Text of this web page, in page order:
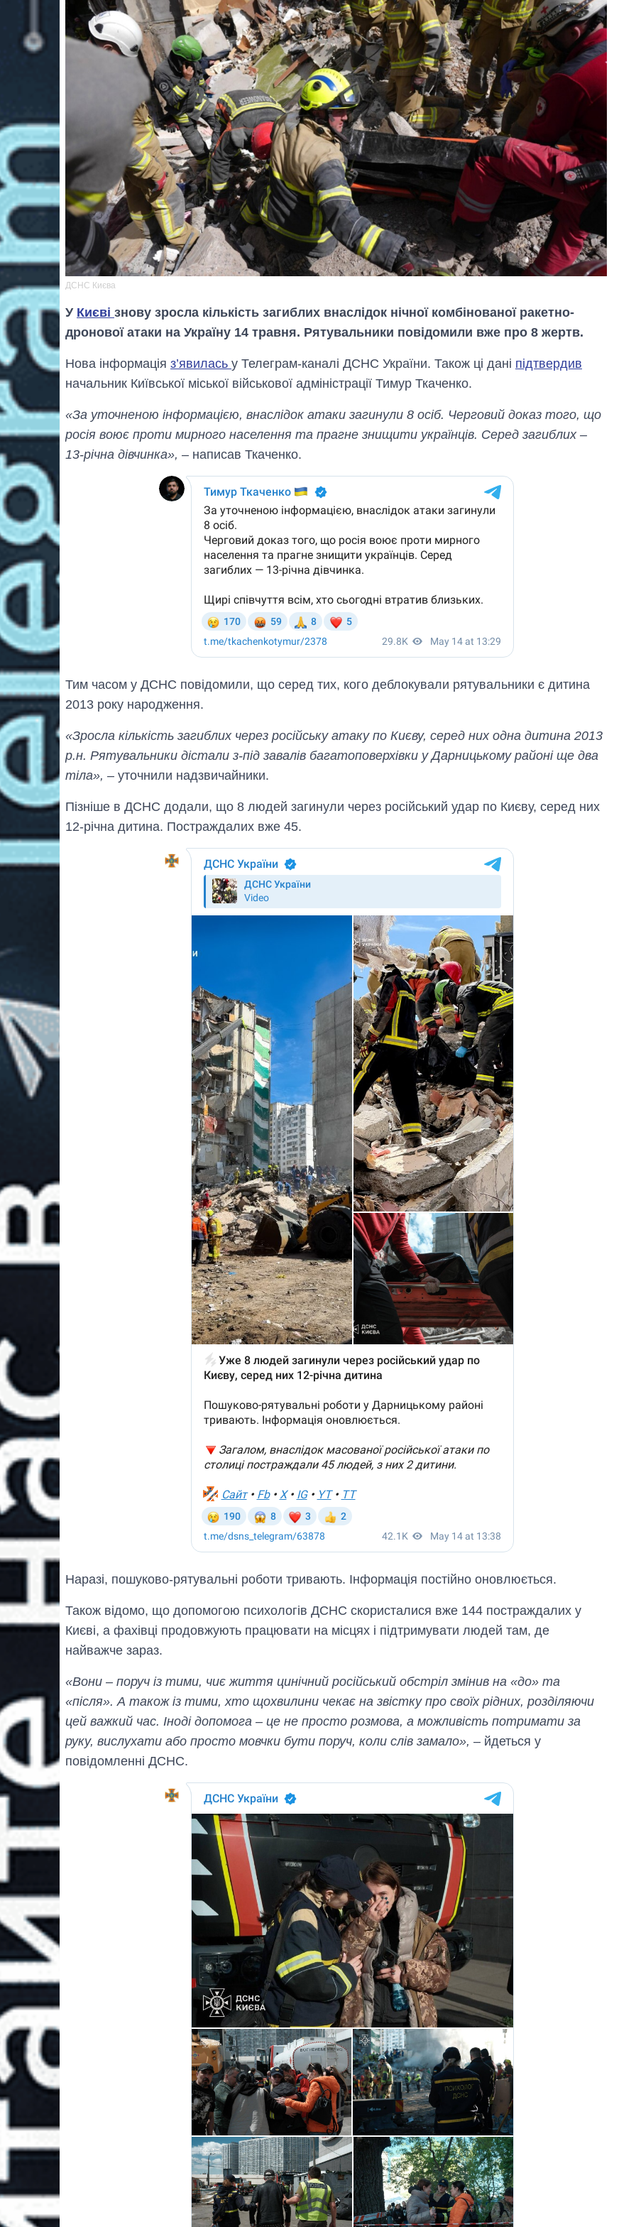
ДСНС Києва
У Києві знову зросла кількість загиблих внаслідок нічної комбінованої ракетно-
дронової атаки на Україну 14 травня. Рятувальники повідомили вже про 8 жертв.
Нова інформація з’явилась у Телеграм-каналі ДСНС України. Також ці дані підтвердив
начальник Київської міської військової адміністрації Тимур Ткаченко.
«За уточненою інформацією, внаслідок атаки загинули 8 осіб. Черговий доказ того, що
росія воює проти мирного населення та прагне знищити українців. Серед загиблих –
13-річна дівчинка», – написав Ткаченко.
Тим часом у ДСНС повідомили, що серед тих, кого деблокували рятувальники є дитина
2013 року народження.
«Зросла кількість загиблих через російську атаку по Києву, серед них одна дитина 2013
р.н. Рятувальники дістали з-під завалів багатоповерхівки у Дарницькому районі ще два
тіла», – уточнили надзвичайники.
Пізніше в ДСНС додали, що 8 людей загинули через російський удар по Києву, серед них
12-річна дитина. Постраждалих вже 45.
Наразі, пошуково-рятувальні роботи тривають. Інформація постійно оновлюється.
Також відомо, що допомогою психологів ДСНС скористалися вже 144 постраждалих у
Києві, а фахівці продовжують працювати на місцях і підтримувати людей там, де
найважче зараз.
«Вони – поруч із тими, чиє життя цинічний російський обстріл змінив на «до» та
«після». А також із тими, хто щохвилини чекає на звістку про своїх рідних, розділяючи
цей важкий час. Іноді допомога – це не просто розмова, а можливість потримати за
руку, вислухати або просто мовчки бути поруч, коли слів замало», – йдеться у
повідомленні ДСНС.